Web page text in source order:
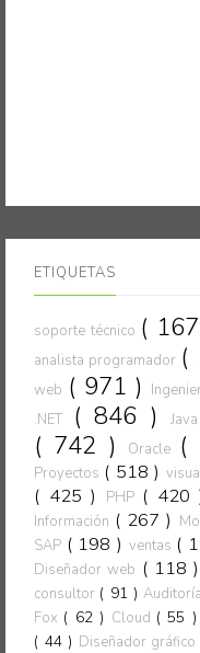
ETIQUETAS
soporte técnico (
analista programador (
web ( 971 )
.NET ( 846 )Java
( 742 ) Oracle (
Proyectos ( 518 )
( 425 ) PHP ( 420
Información ( 267 )
SAP ( 198 ) ventas (
Diseñador web ( 118 )
consultor ( 91 )
Fox ( 62 ) Cloud ( 55 )
( 44 ) Diseñador gráfico